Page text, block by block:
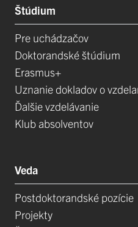
Štúdium
Pre uchádzačov
Doktorandské štúdium
Erasmus+
Uznanie dokladov o
Ďalšie vzdelávanie
Klub absolventov
Veda
Postdoktorandské pozície
Projekty